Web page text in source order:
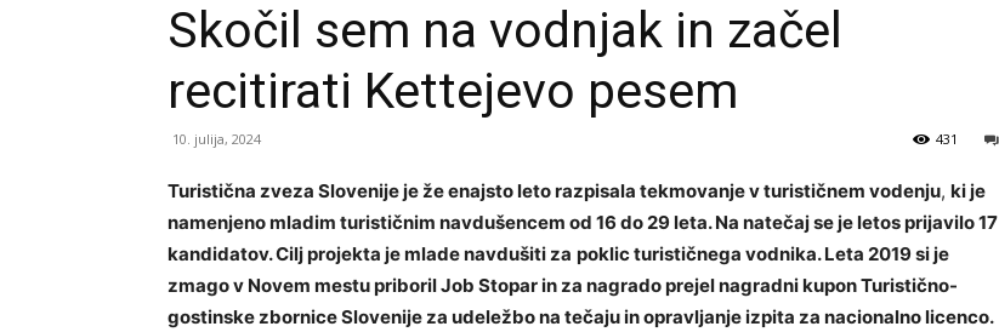
Skočil sem na vodnjak in začel
recitirati Kettejevo pesem
10. julija, 2024 431
Turistična zveza Slovenije je že enajsto leto razpisala tekmovanje v turističnem vodenju, ki je
namenjeno mladim turističnim navdušencem od 16 do 29 leta. Na natečaj se je letos prijavilo 17
kandidatov. Cilj projekta je mlade navdušiti za poklic turističnega vodnika. Leta 2019 si je
zmago v Novem mestu priboril Job Stopar in za nagrado prejel nagradni kupon Turistično-
gostinske zbornice Slovenije za udeležbo na tečaju in opravljanje izpita za nacionalno licenco.